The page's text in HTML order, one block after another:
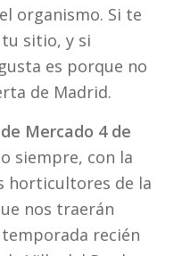
organismo. Si te
sitio, y si
es porque no
de Madrid.
Mercado 4 de
siempre, con la
horticultores de la
nos traerán
recién